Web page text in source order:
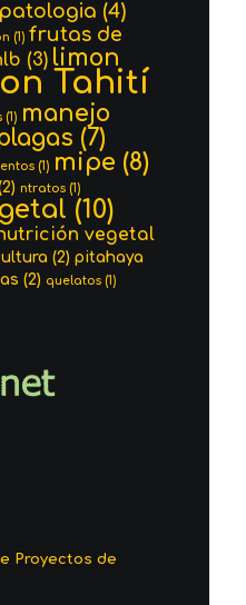
(4)
(1) frutas de
(3) limon
Tahití
(1) manejo
(7)
(1) mipe (8)
ntratos(1)
(10)
vegetal
(2) pitahaya
(2) quelatos(1)
Proyectos de